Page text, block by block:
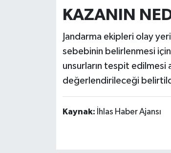
KAZANIN
Jandarma ekipleri olay
sebebinin belirlenmesi için
unsurların tespit edilmesi
değerlendirileceği
Kaynak: İhlas Haber Ajansı